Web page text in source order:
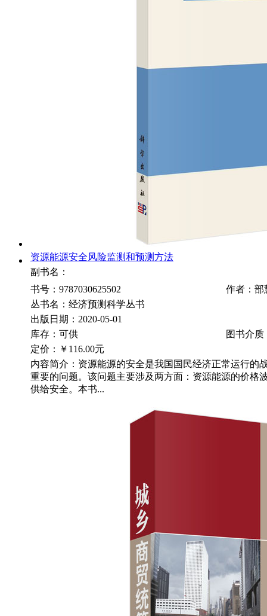
资源能源安全风险监测和预测方法
副书名：
书号：9787030625502
作者：部
丛书名：经济预测科学丛书
出版日期：2020-05-01
库存：可供
图书介质
定价：
￥116.00元
内容简介：资源能源的安全是我国国民经济正常运行的
重要的问题。该问题主要涉及两方面：资源能源的价格
供给安全。本书...